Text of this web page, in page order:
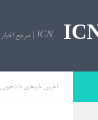
ICN | مرجع اخبار دانشجویی
آخرین خبرهای دانشجویی